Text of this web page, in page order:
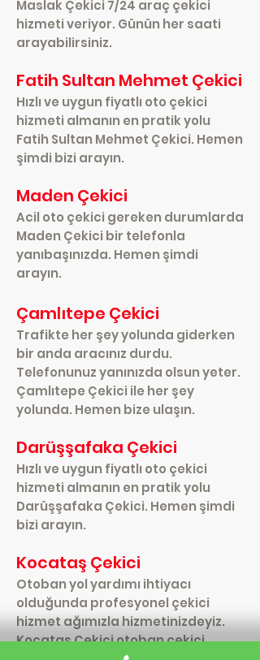
Maslak Çekici 7/24 araç çekici
hizmeti veriyor. Günün her saati
arayabilirsiniz.
Fatih Sultan Mehmet Çekici
Hızlı ve uygun fiyatlı oto çekici
hizmeti almanın en pratik yolu
Fatih Sultan Mehmet Çekici. Hemen
şimdi bizi arayın.
Maden Çekici
Acil oto çekici gereken durumlarda
Maden Çekici bir telefonla
yanıbaşınızda. Hemen şimdi
arayın.
Çamlıtepe Çekici
Trafikte her şey yolunda giderken
bir anda aracınız durdu.
Telefonunuz yanınızda olsun yeter.
Çamlıtepe Çekici ile her şey
yolunda. Hemen bize ulaşın.
Darüşşafaka Çekici
Hızlı ve uygun fiyatlı oto çekici
hizmeti almanın en pratik yolu
Darüşşafaka Çekici. Hemen şimdi
bizi arayın.
Kocataş Çekici
Otoban yol yardımı ihtiyacı
olduğunda profesyonel çekici
hizmet ağımızla hizmetinizdeyiz.
Kocataş Çekici otoban çekici